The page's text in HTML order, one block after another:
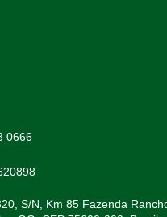
0666
S/N, Km 85 Fazenda